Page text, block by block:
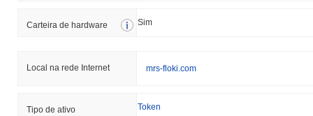
Carteira de hardware Sim
Local na rede Internet mrs-floki.com
Tipo de ativo Token